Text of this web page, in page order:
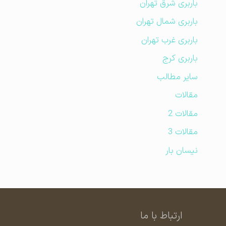
باربری شرق تهران
باربری شمال تهران
باربری غرب تهران
باربری کرج
سایر مطالب
مقالات
مقالات 2
مقالات 3
نیسان بار
ارتباط با ما